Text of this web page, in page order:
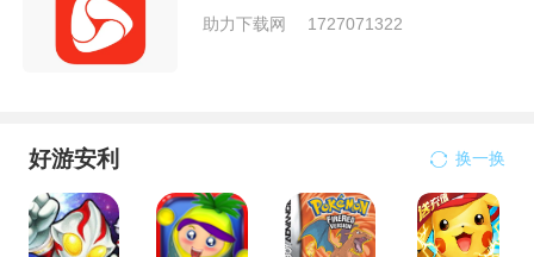
助力下载网 1727071322
好游安利 换一换